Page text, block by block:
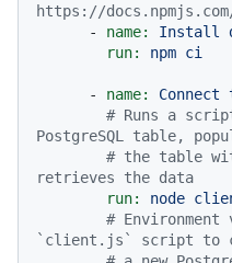
https://
-
name: Install
run:
npm ci
- name: Connect
# Runs a
PostgreSQL table,
# the table
retrieves the data
run:
node
#
`client.js` script to